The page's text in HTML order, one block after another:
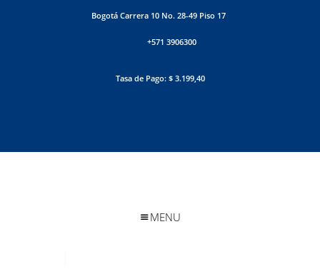
Bogotá Carrera 10 No. 28-49 Piso 17
+571 3906300
Tasa de Pago: $ 3.199,40
MENU